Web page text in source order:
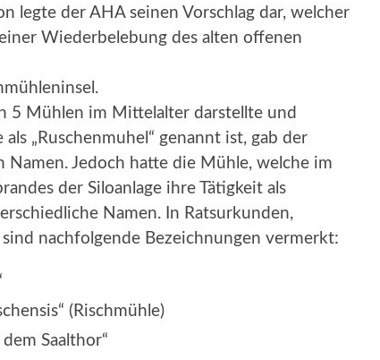
legte der AHA seinen Vorschlag dar, welcher
Wiederbelebung des alten offenen
5 Mühlen im Mittelalter darstellte und
„Ruschenmuhel“ genannt ist, gab der
Namen. Jedoch hatte die Mühle, welche im
der Siloanlage ihre Tätigkeit als
Namen. In Ratsurkunden,
nachfolgende Bezeichnungen vermerkt:
(Rischmühle)
Saalthor“